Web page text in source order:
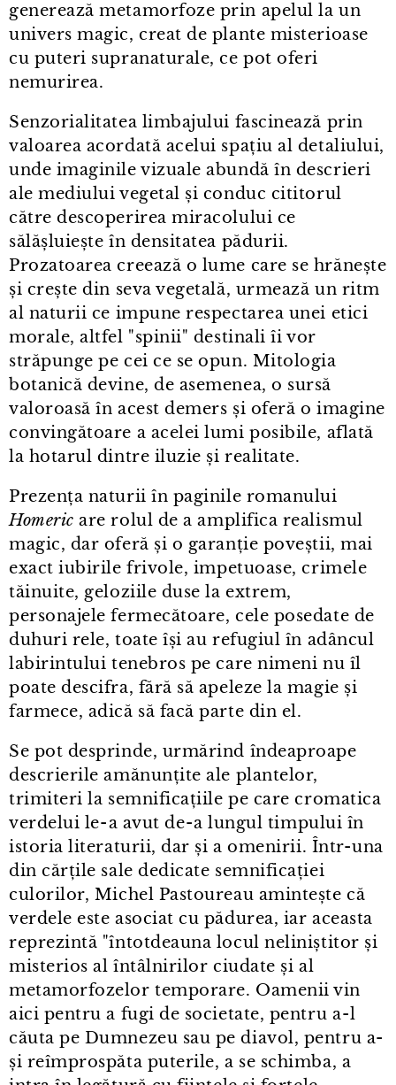
generează metamorfoze prin apelul la un
univers magic, creat de plante misterioase
cu puteri supranaturale, ce pot oferi
nemurirea.
Senzorialitatea limbajului fascinează prin
valoarea acordată acelui spațiu al detaliului,
unde imaginile vizuale abundă în descrieri
ale mediului vegetal și conduc cititorul
către descoperirea miracolului ce
sălășluiește în densitatea pădurii.
Prozatoarea creează o lume care se hrănește
și crește din seva vegetală, urmează un ritm
al naturii ce impune respectarea unei etici
morale, altfel "spinii" destinali îi vor
străpunge pe cei ce se opun. Mitologia
botanică devine, de asemenea, o sursă
valoroasă în acest demers și oferă o imagine
convingătoare a acelei lumi posibile, aflată
la hotarul dintre iluzie și realitate.
Prezența naturii în paginile romanului
Homeric are rolul de a amplifica realismul
magic, dar oferă și o garanție poveștii, mai
exact iubirile frivole, impetuoase, crimele
tăinuite, geloziile duse la extrem,
personajele fermecătoare, cele posedate de
duhuri rele, toate își au refugiul în adâncul
labirintului tenebros pe care nimeni nu îl
poate descifra, fără să apeleze la magie și
farmece, adică să facă parte din el.
Se pot desprinde, urmărind îndeaproape
descrierile amănunțite ale plantelor,
trimiteri la semnificațiile pe care cromatica
verdelui le⁠-⁠a avut de⁠-⁠a lungul timpului în
istoria literaturii, dar și a omenirii. Într⁠-⁠una
din cărțile sale dedicate semnificației
culorilor, Michel Pastoureau amintește că
verdele este asociat cu pădurea, iar aceasta
reprezintă "întotdeauna locul neliniștitor și
misterios al întâlnirilor ciudate și al
metamorfozelor temporare. Oamenii vin
aici pentru a fugi de societate, pentru a⁠-⁠l
căuta pe Dumnezeu sau pe diavol, pentru a-
și reîmprospăta puterile, a se schimba, a